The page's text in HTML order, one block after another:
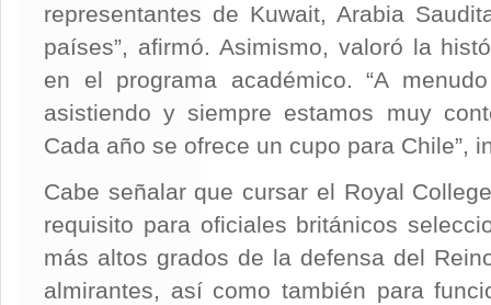
representantes de Kuwait, Arabia
países”, afirmó. Asimismo, valoró la
en el programa académico. “A
asistiendo y siempre estamos muy
Cada año se ofrece un cupo para Chile”,
Cabe señalar que cursar el Royal
requisito para oficiales británicos
más altos grados de la defensa del
almirantes, así como también para